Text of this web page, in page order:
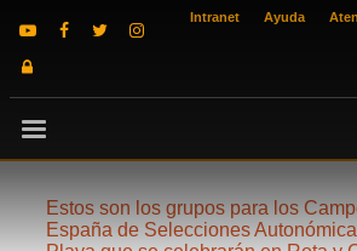
Intranet Ayuda
Estos son los grupos para los
España de Selecciones